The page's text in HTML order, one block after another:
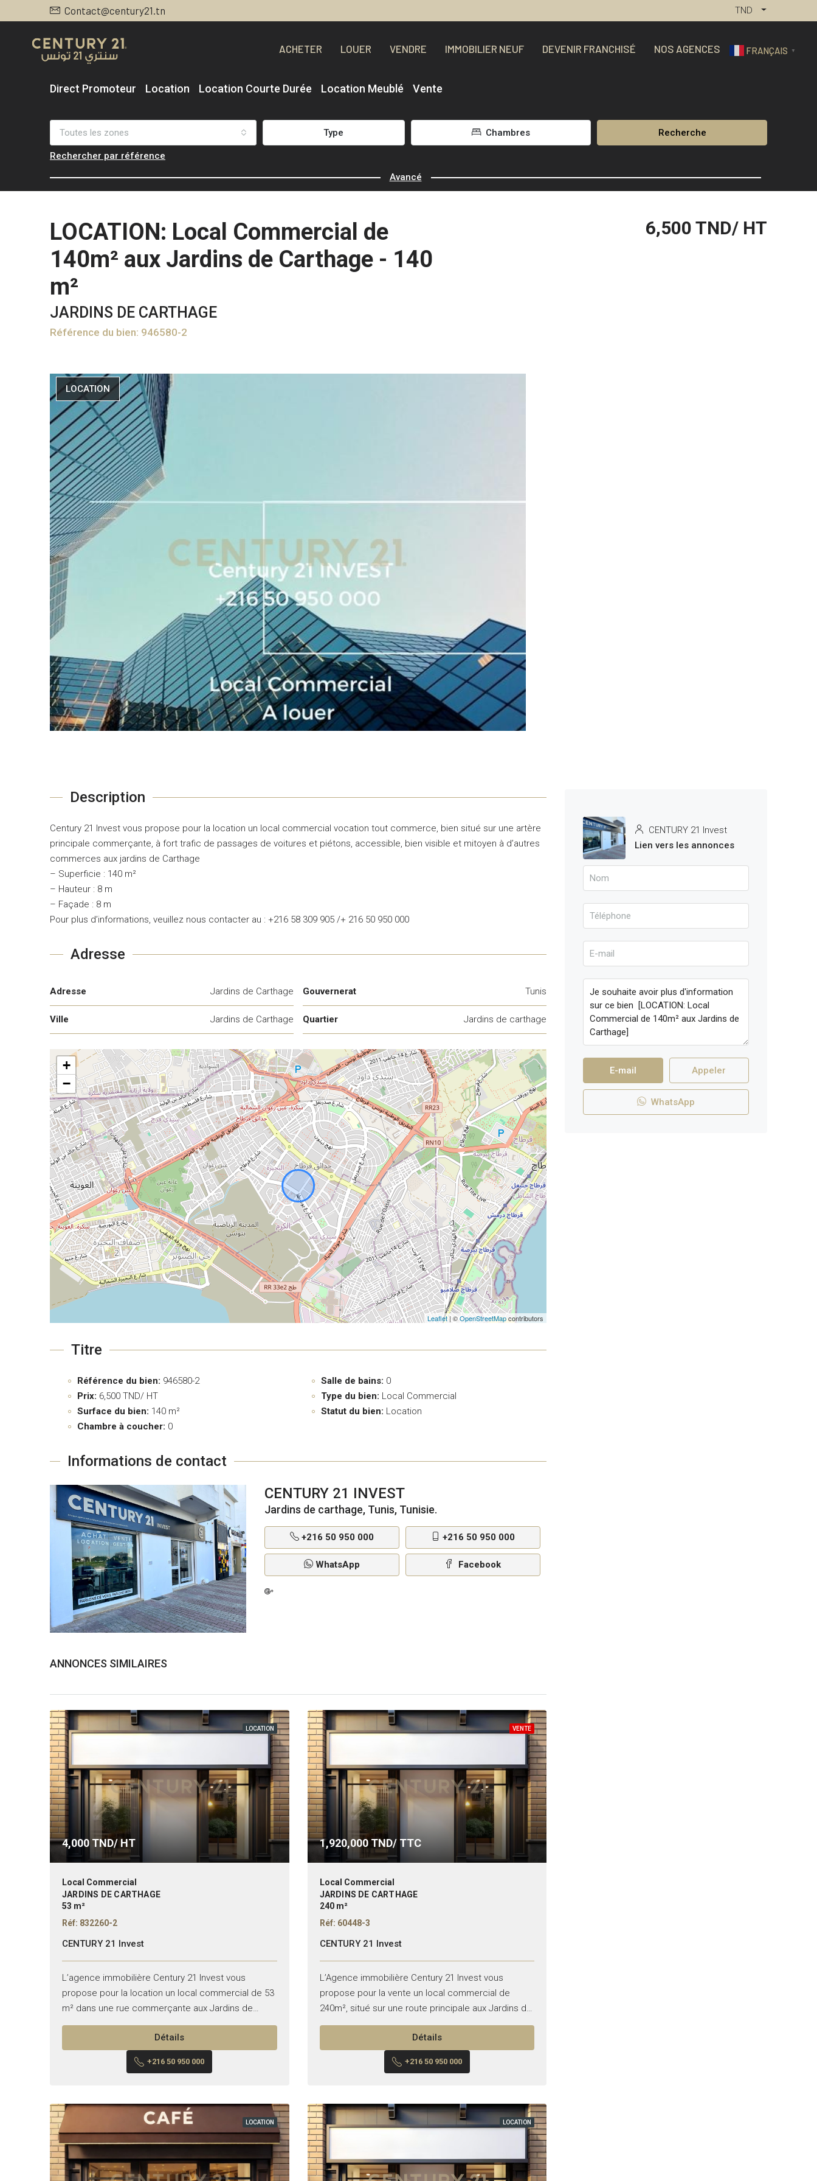
Contact@century21.tn TND
ACHETER LOUER VENDRE IMMOBILIER NEUF DEVENIR FRANCHISÉ NOS AGENCES FRANÇAIS ▼
Direct Promoteur Location Location Courte Durée Location Meublé Vente
Toutes les zones Type Chambres Recherche
Rechercher par référence
Avancé
LOCATION: Local Commercial de
140m² aux Jardins de Carthage - 140
m²
JARDINS DE CARTHAGE
Référence du bien: 946580-2
6,500 TND/ HT
LOCATION
Description
Century 21 Invest vous propose pour la location un local commercial vocation tout commerce, bien situé sur une artère
principale commerçante, à fort trafic de passages de voitures et piétons, accessible, bien visible et mitoyen à d’autres
commerces aux jardins de Carthage
– Superficie : 140 m²
– Hauteur : 8 m
– Façade : 8 m
Pour plus d’informations, veuillez nous contacter au : +216 58 309 905 /+ 216 50 950 000
Adresse
Adresse Jardins de Carthage
Ville Jardins de Carthage
Gouvernerat Tunis
Quartier Jardins de carthage
+
−
Leaflet| ©OpenStreetMapcontributors
Titre
Référence du bien: 946580-2
Prix: 6,500 TND/ HT
Surface du bien: 140 m²
Chambre à coucher: 0
Salle de bains: 0
Type du bien: Local Commercial
Statut du bien: Location
Informations de contact
CENTURY 21 INVEST
Jardins de carthage, Tunis, Tunisie.
+216 50 950 000 +216 50 950 000
WhatsApp Facebook
ANNONCES SIMILAIRES
LOCATION
4,000 TND/ HT
Local Commercial
JARDINS DE CARTHAGE
53 m²
Réf: 832260-2
CENTURY 21 Invest
L’agence immobilière Century 21 Invest vous
propose pour la location un local commercial de 53
m² dans une rue commerçante aux Jardins de
Carthage. Superficie : 53 m² TT commerce Hauteur
Détails
+216 50 950 000
VENTE
1,920,000TND/ TTC
Local Commercial
JARDINS DE CARTHAGE
240 m²
Réf: 60448-3
CENTURY 21 Invest
L’Agence immobilière Century 21 Invest vous
propose pour la vente un local commercial de
240m², situé sur une route principale aux Jardins de
Carthage. Superficie : 240 m² Hauteur : 6m
Détails
+216 50 950 000
LOCATION LOCATION
CENTURY 21 Invest
Lien vers les annonces
E-mail Appeler
WhatsApp